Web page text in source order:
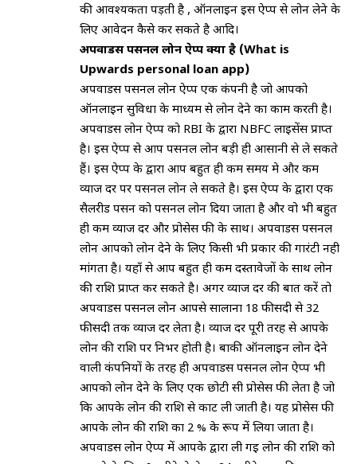
की आवश्यकता पड़ती है , ऑनलाइन इस ऐप्प से लोन लेने के
लिए आवेदन कैसे कर सकते है आदि।
अपवार्डस पर्सनल लोन ऐप्प क्या है (What is
Upwards personal loan app)
अपवार्डस पर्सनल लोन ऐप्प एक कंपनी है जो आपको
ऑनलाइन सुविधा के माध्यम से लोन देने का काम करती है।
अपवार्डस लोन ऐप्प को RBI के द्वारा NBFC लाइसेंस प्राप्त
है। इस ऐप्प से आप पर्सनल लोन बड़ी ही आसानी से ले सकते
हैं। इस ऐप्प के द्वारा आप बहुत ही कम समय मे और कम
व्याज दर पर पर्सनल लोन ले सकते है। इस ऐप्प के द्वारा एक
सैलरीड पर्सन को पर्सनल लोन दिया जाता है और वो भी बहुत
ही कम व्याज दर और प्रोसेस फी के साथ। अपवार्डस पर्सनल
लोन आपको लोन देने के लिए किसी भी प्रकार की गारंटी नही
मांगता है। यहाँ से आप बहुत ही कम दस्तावेजों के साथ लोन
की राशि प्राप्त कर सकते है। अगर व्याज दर की बात करें तो
अपवार्डस पर्सनल लोन आपसे सालाना 18 फीसदी से 32
फीसदी तक व्याज दर लेता है। व्याज दर पूरी तरह से आपके
लोन की राशि पर निर्भर होती है। बाकी ऑनलाइन लोन देने
वाली कंपनियों के तरह ही अपवार्डस पर्सनल लोन ऐप्प भी
आपको लोन देने के लिए एक छोटी सी प्रोसेस फी लेता है जो
कि आपके लोन की राशि से काट ली जाती है। यह प्रोसेस फी
आपके लोन की राशि का 2 % के रूप में लिया जाता है।
अपवार्डस लोन ऐप्प में आपके द्वारा ली गई लोन की राशि को